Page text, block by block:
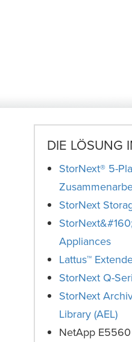
DIE LÖSUNG
StorNext® 5-
StorNext
Appliances
Lattus™
StorNext Q-
StorNext
Library (AEL)
NetApp